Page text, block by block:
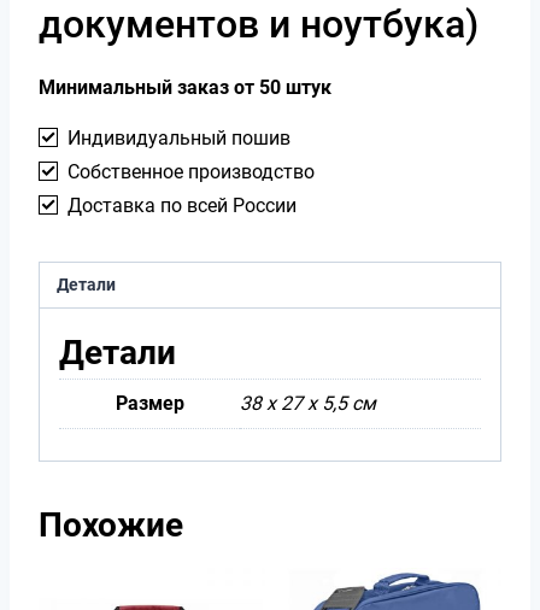
документов и ноутбука)
Минимальный заказ от 50 штук
Индивидуальный пошив
Собственное производство
Доставка по всей России
Детали
Детали
Размер 38 х 27 х 5,5 см
Похожие